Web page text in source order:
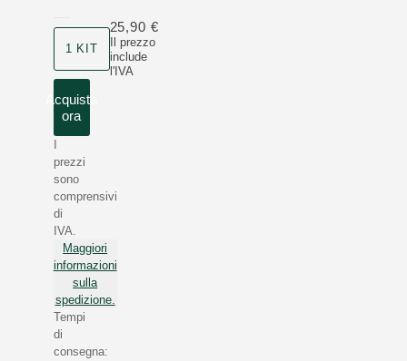
1 KIT
Il prezzo
include
l'IVA
25,90 €
Acquista
ora
prezzi
sono
comprensivi
di
IVA.
Maggiori
informazioni
sulla
spedizione.
Tempi
di
consegna: